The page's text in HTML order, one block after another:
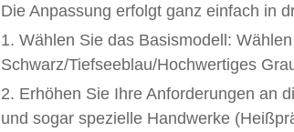
Die Anpassung erfolgt ganz einfach in
1. Wählen Sie das Basismodell:
Schwarz/Tiefseeblau/Hochwertiges
2. Erhöhen Sie Ihre Anforderungen an
und sogar spezielle Handwerke